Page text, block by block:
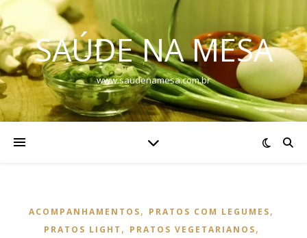
SAÚDE NA MESA
www.saudenamesa.com.br
ACOMPANHAMENTOS, PRATOS COM LEGUMES,
PRATOS LIGHT , PRATOS VEGETARIANOS,